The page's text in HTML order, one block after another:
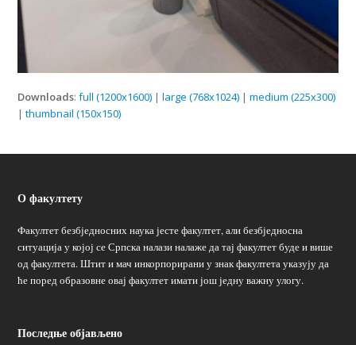
Downloads:full (1200x1600) |large (768x1024) |medium (225x300)
|thumbnail (150x150)
О факултету
Факултет безбједносних наука јесте факултет, али безбједносна
ситуација у којој се Српска налази налаже да тај факултет буде и више
од факултета. Штит и мач инкорпорирани у знак факултета указују да
ће поред образовне овај факултет имати још једну важну улогу.
Последње објављено